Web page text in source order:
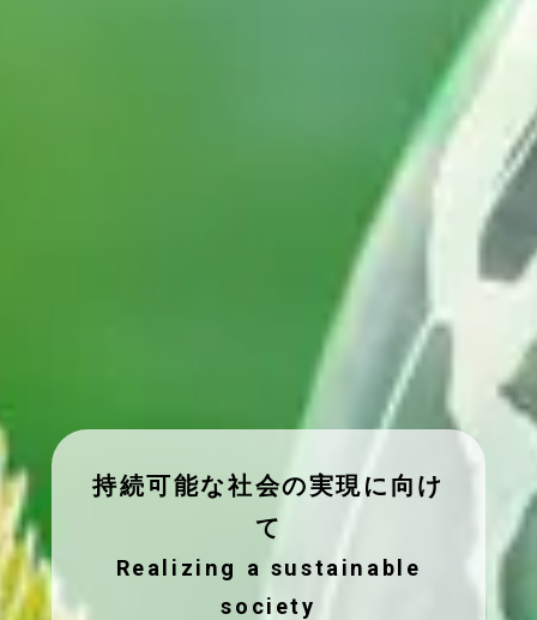
持続可能な社会の実現に向け
て
Realizing a sustainable
society